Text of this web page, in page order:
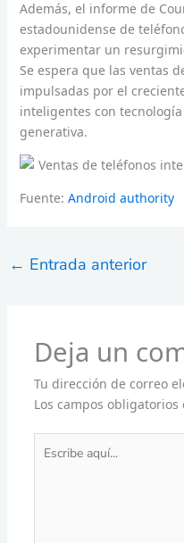
Además, el informe de
estadounidense de
experimentar un
Se espera que las ventas
impulsadas por el
inteligentes con
generativa.
Fuente: Android authority
← Entrada anterior
Deja un
Tu dirección de correo
Los campos obligatorios
aquí...